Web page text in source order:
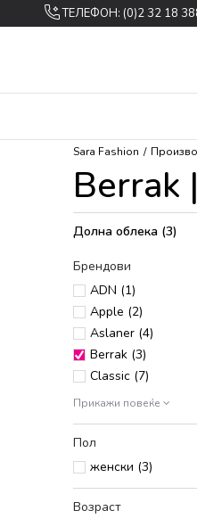
ТЕЛЕФОН: (0)2 32 18
Sara Fashion
Berrak
Долна облека (3)
Брендови
ADN (1)
Apple (2)
Aslaner (4)
Berrak (3)
Classic (7)
Прикажи повеќе
Пол
женски (3)
Возраст